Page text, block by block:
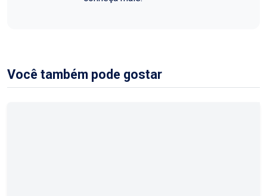
Você também pode gostar